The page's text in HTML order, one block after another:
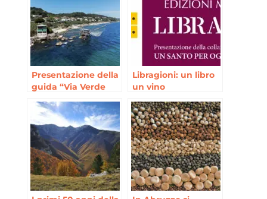
Presentazione della
guida “Via Verde
trabocchi”
Libragioni: un libro
un vino